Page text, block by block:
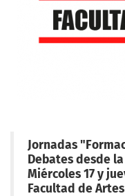
Jornadas
Debates desde
Miércoles 17 y
Facultad de